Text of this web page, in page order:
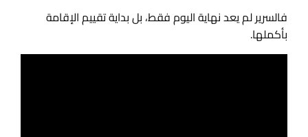
فالسرير لم يعد نهاية اليوم فقط، بل بداية تقييم الإقامة
بأكملها.